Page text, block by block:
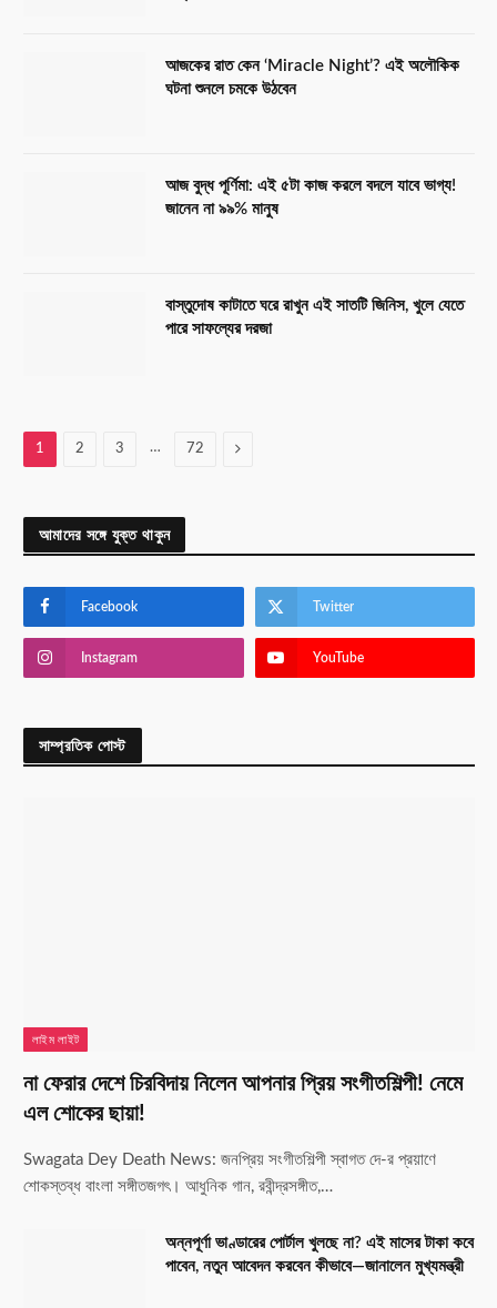
আজকের রাত কেন ‘Miracle Night’? এই অলৌকিক
ঘটনা শুনলে চমকে উঠবেন
আজ বুদ্ধ পূর্ণিমা: এই ৫টা কাজ করলে বদলে যাবে ভাগ্য!
জানেন না ৯৯% মানুষ
বাস্তুদোষ কাটাতে ঘরে রাখুন এই সাতটি জিনিস, খুলে যেতে
পারে সাফল্যের দরজা
1 2 3 … 72 Next
আমাদের সঙ্গে যুক্ত থাকুন
Facebook Twitter
Instagram YouTube
সাম্প্রতিক পোস্ট
লাইম লাইট
না ফেরার দেশে চিরবিদায় নিলেন আপনার প্রিয় সংগীতশিল্পী! নেমে
এল শোকের ছায়া!
Swagata Dey Death News: জনপ্রিয় সংগীতশিল্পী স্বাগত দে-র প্রয়াণে
শোকস্তব্ধ বাংলা সঙ্গীতজগৎ। আধুনিক গান, রবীন্দ্রসঙ্গীত,…
অন্নপূর্ণা ভাণ্ডারের পোর্টাল খুলছে না? এই মাসের টাকা কবে
পাবেন, নতুন আবেদন করবেন কীভাবে—জানালেন মুখ্যমন্ত্রী